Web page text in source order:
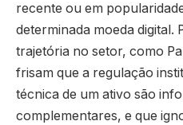
recente ou em
determinada moeda digital.
trajetória no setor, como
frisam que a regulação
técnica de um ativo são
complementares, e que